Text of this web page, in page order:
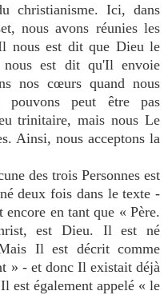
christianisme. Ici, dans
nous avons réunies les
nous est dit que Dieu le
est dit qu'Il envoie
nos cœurs quand nous
pouvons peut être pas
trinitaire, mais nous Le
Ainsi, nous acceptons la
des trois Personnes est
deux fois dans le texte -
en tant que « Père.
est Dieu. Il est né
Il est décrit comme
» - et donc Il existait déjà
est également appelé « le